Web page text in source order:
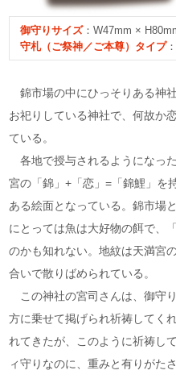
御守りサイズ：W47mm ×
守札（ご祭神／ご本尊）タイプ：
錦市場の中にひっそりある神
お祀りしている神社で、何故か
ている。
各地で授与されるようになっ
宮の「錦」+「恋」=「錦鯉」
ある絵面となっている。錦市場
にとっては魚は大好物の餌で、
のかも知れない。地紋は天満宮
合いで散りばめられている。
この神社の宮司さんは、御守
方に乗せて掲げられ祈祷してく
れてきたが、このように祈祷し
ィ守りなのに、重みと有りがた